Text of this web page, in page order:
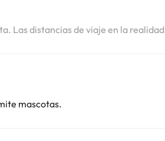
Las distancias de viaje en la
mascotas.